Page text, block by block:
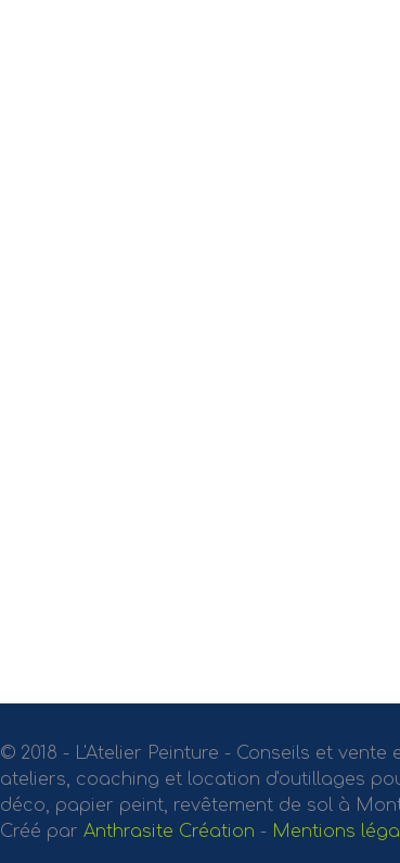
© 2018 - L'Atelier Peinture - Conseils et
ateliers, coaching et location d'outillages
déco, papier peint, revêtement de sol à
Créé parAnthrasite Création - Mentions